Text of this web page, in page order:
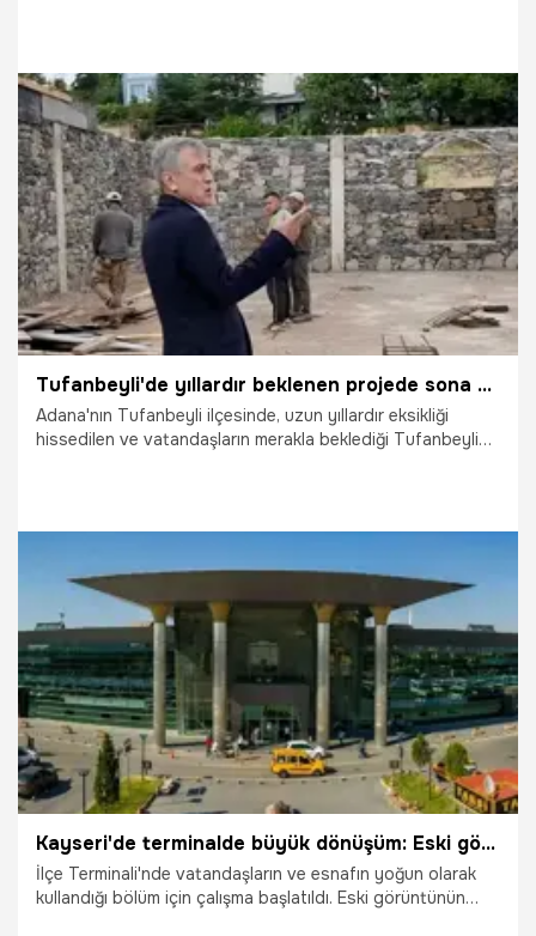
31.07.2026 Eskişehir
Tufanbeyli'de yıllardır beklenen projede sona doğru: Başkan Ahmet Aktürk düğün salonu şantiyesini inceledi!
Adana'nın Tufanbeyli ilçesinde, uzun yıllardır eksikliği
hissedilen ve vatandaşların merakla beklediği Tufanbeyli
yetkililerden yürütülen süreç hakkında detaylı bilgi aldı.
Aktürk, ilçenin modern bir yaşam alanına kavuşacağını
29.07.2026 Adana
Kayseri'de terminalde büyük dönüşüm: Eski görüntü tarihe karışıyor
İlçe Terminali'nde vatandaşların ve esnafın yoğun olarak
kullandığı bölüm için çalışma başlatıldı. Eski görüntünün